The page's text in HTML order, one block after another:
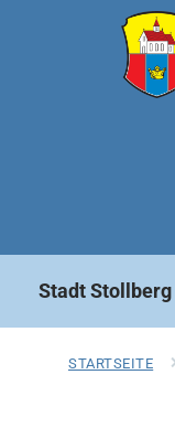
Stadt Stollberg
STARTSEITE